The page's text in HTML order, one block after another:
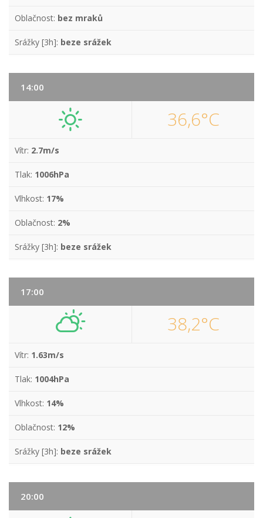
Oblačnost: bez mraků
Srážky [3h]: beze srážek
14:00
36,6°C
Vítr: 2.7m/s
Tlak: 1006hPa
Vlhkost: 17%
Oblačnost: 2%
Srážky [3h]: beze srážek
17:00
38,2°C
Vítr: 1.63m/s
Tlak: 1004hPa
Vlhkost: 14%
Oblačnost: 12%
Srážky [3h]: beze srážek
20:00